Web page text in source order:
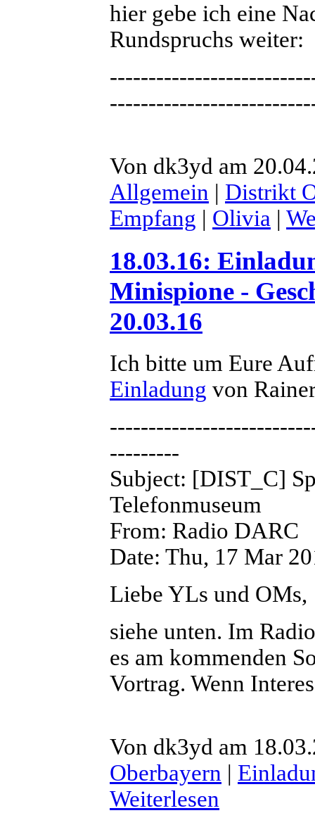
hier gebe ich eine
Rundspruchs weiter:
Von dk3yd am
Allgemein | Distrikt
Empfang | Olivia |
18.03.16:
Minispione -
20.03.16
Ich bitte um Eure
Einladung von
---------
Subject: [DIST_C]
Telefonmuseum
From: Radio DARC
Date: Thu, 17 Mar
Liebe YLs und OMs,
siehe unten. Im
es am kommenden
Vortrag. Wenn
Von dk3yd am
Oberbayern |
Weiterlesen